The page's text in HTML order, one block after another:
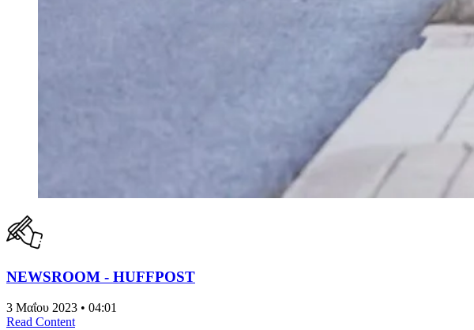
NEWSROOM - HUFFPOST
3 Μαΐου 2023 • 04:01
Read Content